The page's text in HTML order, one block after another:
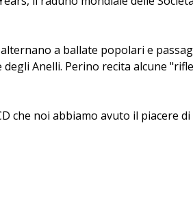
a ballate popolari e
Anelli. Perino recita alcune
che noi abbiamo avuto il piacere di